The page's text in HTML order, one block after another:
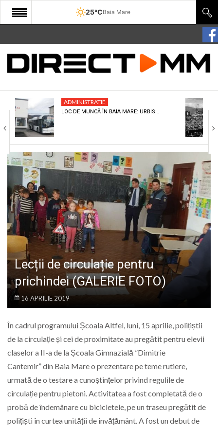
25°CBaia Mare
START
COMUNITATE
CULTURA
ECONOMIE
SANATATE
SPORT
SPECIAL
POLITIC
LIFE
ADMINISTRATIE
LOC DE MUNCĂ ÎN BAIA MARE: URBIS…
Lecții de circulație pentru
prichindei (GALERIE FOTO)
16 APRILIE 2019
În cadrul programului Școala Altfel, luni, 15 aprilie, polițiștii
de la circulație și cei de proximitate au pregătit pentru elevii
claselor a II-a de la Școala Gimnazială ”Dimitrie
Cantemir” din Baia Mare o prezentare pe teme rutiere,
urmată de o testare a cunoștințelor privind regulile de
circulație pentru pietoni. Activitatea a fost completată de o
probă de îndemânare cu bicicletele, pe un traseu pregătit de
polițiști în curtea unității de învățământ. A fost un debut de